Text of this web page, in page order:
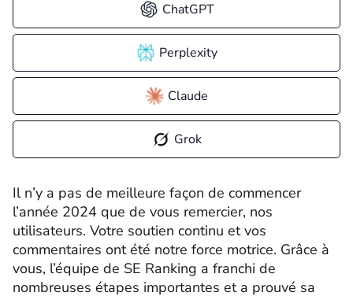
ChatGPT
Perplexity
Claude
Grok
Il n’y a pas de meilleure façon de commencer
l’année 2024 que de vous remercier, nos
utilisateurs. Votre soutien continu et vos
commentaires ont été notre force motrice. Grâce à
vous, l’équipe de SE Ranking a franchi de
nombreuses étapes importantes et a prouvé sa